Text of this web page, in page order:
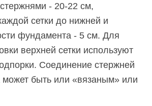
- 20-22 см,
сетки до нижней и
фундамента - 5 см. Для
верхней сетки используют
Соединение стержней
может быть или «вязаным» или